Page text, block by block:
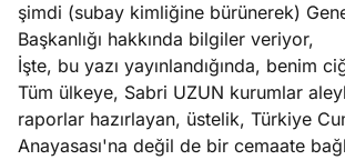
şimdi (subay kimliğine bürünerek)
Başkanlığı hakkında bilgiler veriyor,
İşte, bu yazı yayınlandığında, benim
Tüm ülkeye, Sabri UZUN kurumlar
raporlar hazırlayan, üstelik, Türkiye
Anayasası'na değil de bir cemaate